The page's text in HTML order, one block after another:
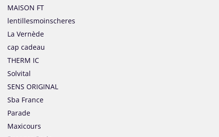
MAISON FT
lentillesmoinscheres
La Vernède
cap cadeau
THERM IC
Solvital
SENS ORIGINAL
Sba France
Parade
Maxicours